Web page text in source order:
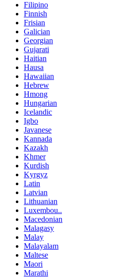
Filipino
Finnish
Frisian
Galician
Georgian
Gujarati
Haitian
Hausa
Hawaiian
Hebrew
Hmong
Hungarian
Icelandic
Igbo
Javanese
Kannada
Kazakh
Khmer
Kurdish
Kyrgyz
Latin
Latvian
Lithuanian
Luxembou..
Macedonian
Malagasy
Malay
Malayalam
Maltese
Maori
Marathi